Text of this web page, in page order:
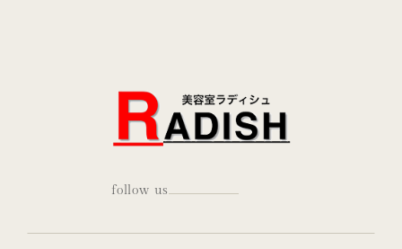
follow us